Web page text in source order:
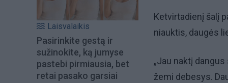
Laisvalaikis
Pasirinkite gestą ir
sužinokite, ką jumyse
pastebi pirmiausia, bet
retai pasako garsiai
Ketvirtadienį šalį
niauktis, daugės
„Jau naktį
žemi debesys.